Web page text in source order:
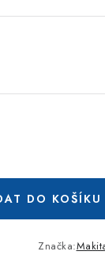
DO KOŠÍKU
Značka: